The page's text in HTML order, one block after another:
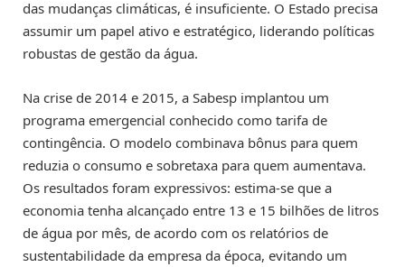
das mudanças climáticas, é insuficiente. O Estado precisa
assumir um papel ativo e estratégico, liderando políticas
robustas de gestão da água.
Na crise de 2014 e 2015, a Sabesp implantou um
programa emergencial conhecido como tarifa de
contingência. O modelo combinava bônus para quem
reduzia o consumo e sobretaxa para quem aumentava.
Os resultados foram expressivos: estima-se que a
economia tenha alcançado entre 13 e 15 bilhões de litros
de água por mês, de acordo com os relatórios de
sustentabilidade da empresa da época, evitando um